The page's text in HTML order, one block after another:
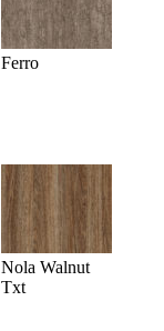
Ferro
Nola Walnut
Txt